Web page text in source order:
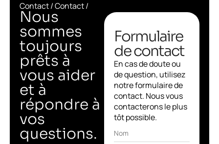
Contact / Contact /
Nous
sommes
toujours
prêts à
vous aider
et à
répondre à
vos
questions.
Formulaire
de contact
En cas de doute ou
de question, utilisez
notre formulaire de
contact. Nous vous
contacterons le plus
tôt possible.
Nom